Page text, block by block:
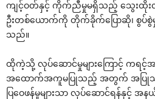
ကျင့်ဝတ်နှင့် ကိုက်ညီမှုမရှိသည့် ‌သွေးထိုးလှုံ့‌
ဦးတစ်‌ယောက်ကို တိုက်ခိုက်‌ပြောဆို၊ စွပ်စွဲ
သည်။
ထိုကဲ့သို့ လုပ်‌ဆောင်မှုများ‌ကြောင့် ကရင့်အ
အ‌ထောက်အကူမပြုသည့် အတွက် အပြု
ပြ‌ဝေဖန်မှုများသာ လုပ်‌ဆောင်ရန်နှင့်